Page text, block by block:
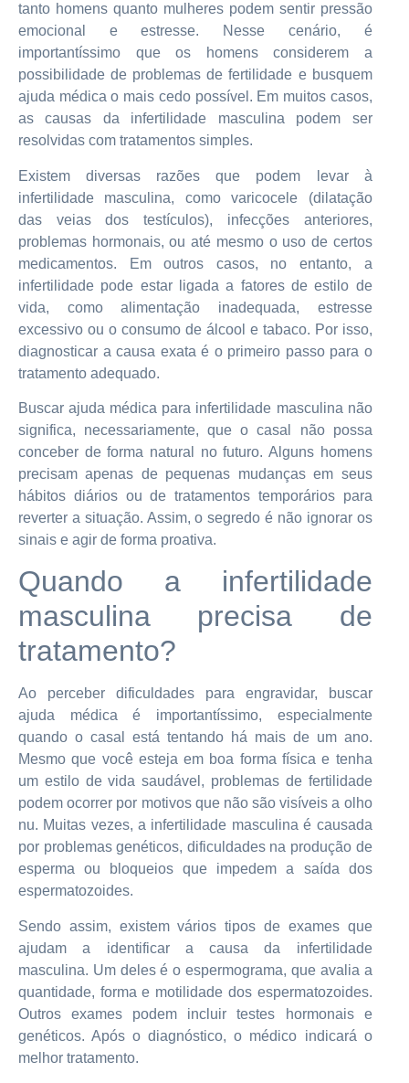
tanto homens quanto mulheres podem sentir pressão
emocional e estresse. Nesse cenário, é
importantíssimo que os homens considerem a
possibilidade de problemas de fertilidade e busquem
ajuda médica o mais cedo possível. Em muitos casos,
as causas da infertilidade masculina podem ser
resolvidas com tratamentos simples.
Existem diversas razões que podem levar à
infertilidade masculina, como varicocele (dilatação
das veias dos testículos), infecções anteriores,
problemas hormonais, ou até mesmo o uso de certos
medicamentos. Em outros casos, no entanto, a
infertilidade pode estar ligada a fatores de estilo de
vida, como alimentação inadequada, estresse
excessivo ou o consumo de álcool e tabaco. Por isso,
diagnosticar a causa exata é o primeiro passo para o
tratamento adequado.
Buscar ajuda médica para infertilidade masculina não
significa, necessariamente, que o casal não possa
conceber de forma natural no futuro. Alguns homens
precisam apenas de pequenas mudanças em seus
hábitos diários ou de tratamentos temporários para
reverter a situação. Assim, o segredo é não ignorar os
sinais e agir de forma proativa.
Quando a infertilidade
masculina precisa de
tratamento?
Ao perceber dificuldades para engravidar, buscar
ajuda médica é importantíssimo, especialmente
quando o casal está tentando há mais de um ano.
Mesmo que você esteja em boa forma física e tenha
um estilo de vida saudável, problemas de fertilidade
podem ocorrer por motivos que não são visíveis a olho
nu. Muitas vezes, a infertilidade masculina é causada
por problemas genéticos, dificuldades na produção de
esperma ou bloqueios que impedem a saída dos
espermatozoides.
Sendo assim, existem vários tipos de exames que
ajudam a identificar a causa da infertilidade
masculina. Um deles é o espermograma, que avalia a
quantidade, forma e motilidade dos espermatozoides.
Outros exames podem incluir testes hormonais e
genéticos. Após o diagnóstico, o médico indicará o
melhor tratamento.